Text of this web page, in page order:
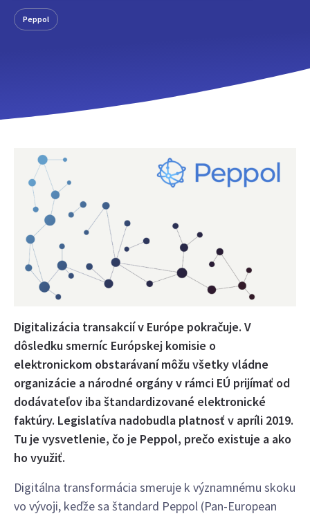
Peppol
Digitalizácia transakcií v Európe pokračuje. V
dôsledku smerníc Európskej komisie o
elektronickom obstarávaní môžu všetky vládne
organizácie a národné orgány v rámci EÚ prijímať od
dodávateľov iba štandardizované elektronické
faktúry. Legislatíva nadobudla platnosť v apríli 2019.
Tu je vysvetlenie, čo je Peppol, prečo existuje a ako
ho využiť.
Digitálna transformácia smeruje k významnému skoku
vo vývoji, keďže sa štandard Peppol (Pan-European